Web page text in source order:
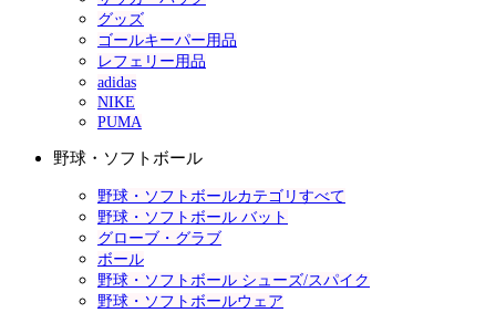
グッズ
ゴールキーパー用品
レフェリー用品
adidas
NIKE
PUMA
野球・ソフトボール
野球・ソフトボールカテゴリすべて
野球・ソフトボール バット
グローブ・グラブ
ボール
野球・ソフトボール シューズ/スパイク
野球・ソフトボールウェア